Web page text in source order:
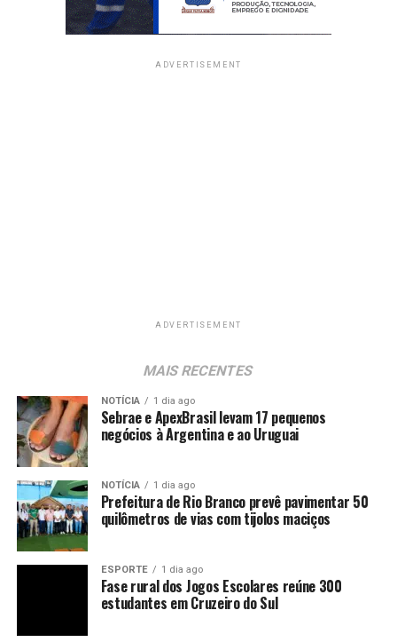
ADVERTISEMENT
ADVERTISEMENT
MAIS RECENTES
NOTÍCIA 1 dia ago
Sebrae e ApexBrasil levam 17 pequenos
negócios à Argentina e ao Uruguai
NOTÍCIA 1 dia ago
Prefeitura de Rio Branco prevê pavimentar 50
quilômetros de vias com tijolos maciços
ESPORTE 1 dia ago
Fase rural dos Jogos Escolares reúne 300
estudantes em Cruzeiro do Sul